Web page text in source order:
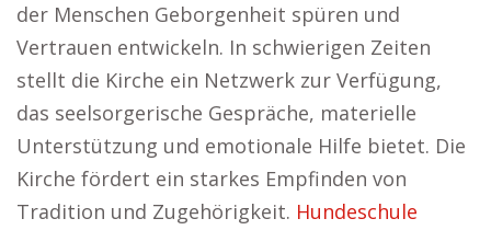
der Menschen Geborgenheit spüren und
Vertrauen entwickeln. In schwierigen Zeiten
stellt die Kirche ein Netzwerk zur Verfügung,
das seelsorgerische Gespräche, materielle
Unterstützung und emotionale Hilfe bietet. Die
Kirche fördert ein starkes Empfinden von
Tradition und Zugehörigkeit. Hundeschule